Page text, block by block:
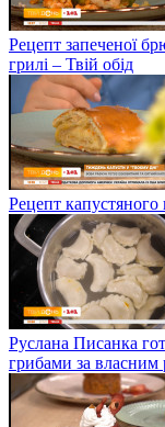
Рецепт запеченої
грилі – Твій обід
Рецепт
Руслана Писанка
грибами за власним